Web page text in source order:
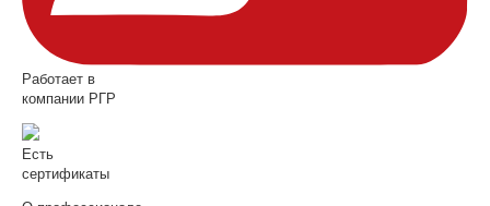
Работает в
компании РГР
Есть
сертификаты